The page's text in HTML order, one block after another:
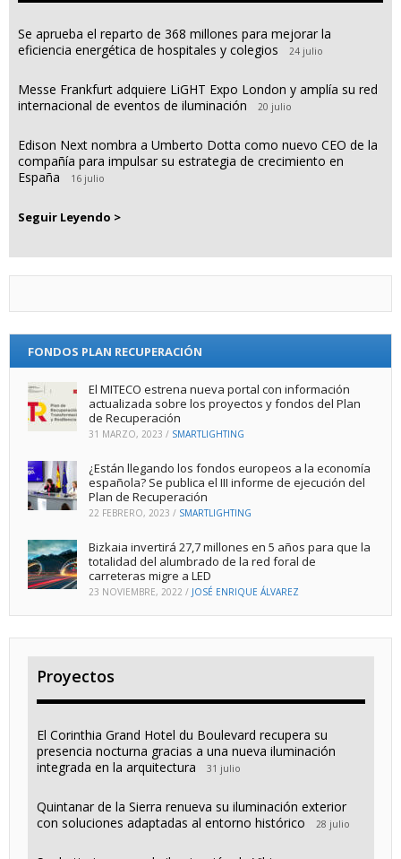
Se aprueba el reparto de 368 millones para mejorar la
eficiencia energética de hospitales y colegios
24 julio
Messe Frankfurt adquiere LiGHT Expo London y amplía su red
internacional de eventos de iluminación
20 julio
Edison Next nombra a Umberto Dotta como nuevo CEO de la
compañía para impulsar su estrategia de crecimiento en
España
16 julio
Seguir Leyendo >
FONDOS PLAN RECUPERACIÓN
El MITECO estrena nueva portal con información
actualizada sobre los proyectos y fondos del Plan
de Recuperación
31 MARZO, 2023 / SMARTLIGHTING
¿Están llegando los fondos europeos a la economía
española? Se publica el III informe de ejecución del
Plan de Recuperación
22 FEBRERO, 2023 / SMARTLIGHTING
Bizkaia invertirá 27,7 millones en 5 años para que la
totalidad del alumbrado de la red foral de
carreteras migre a LED
23 NOVIEMBRE, 2022 / JOSÉ ENRIQUE ÁLVAREZ
Proyectos
El Corinthia Grand Hotel du Boulevard recupera su
presencia nocturna gracias a una nueva iluminación
integrada en la arquitectura
31 julio
Quintanar de la Sierra renueva su iluminación exterior
con soluciones adaptadas al entorno histórico
28 julio